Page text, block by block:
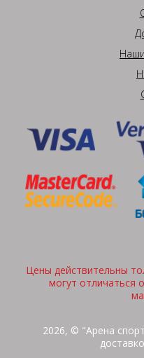
Цены действительны
могут отличаться
2026, © "Арена